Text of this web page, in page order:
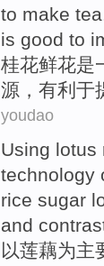
to make tea
is good to
桂花鲜花是
源 ， 有利于
youdao
Using lotus
technology
rice sugar
and
以莲藕为主